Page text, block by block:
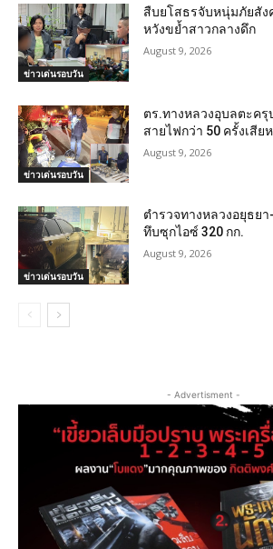
ข่าวเด่นรอบวัน
สืบยโสธรจับหนุ่มภัยสัง
หวังขย้ำสาวกลางดึก
August 9, 2026
ข่าวเด่นรอบวัน
ตร.ทางหลวงอุบลตะครุ
สายไฟกว่า 50 ครั้งเสีย
August 9, 2026
ข่าวเด่นรอบวัน
ตำรวจทางหลวงอยุธย
ทึบซุกไอซ์ 320 กก.
August 9, 2026
- Advertisment -